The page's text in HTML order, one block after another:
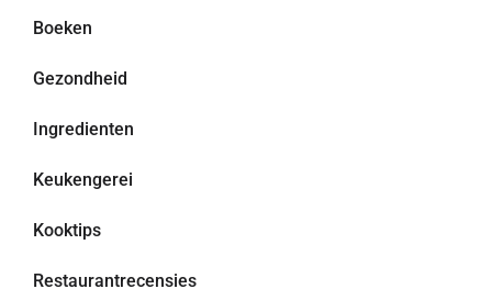
Boeken
Gezondheid
Ingredienten
Keukengerei
Kooktips
Restaurantrecensies